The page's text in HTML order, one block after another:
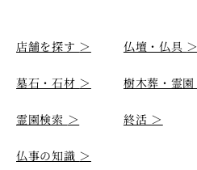
店舗を探す ＞ 仏壇・仏具 ＞
墓石・石材 ＞ 樹木葬・霊園
霊園検索 ＞ 終活 ＞
仏事の知識 ＞